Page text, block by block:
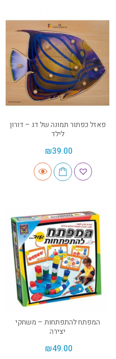
פאזל כפתור תמונה של דג – דורון
לילד
₪39.00
המפתח להתפתחות – משחקי
יצירה
₪49.00